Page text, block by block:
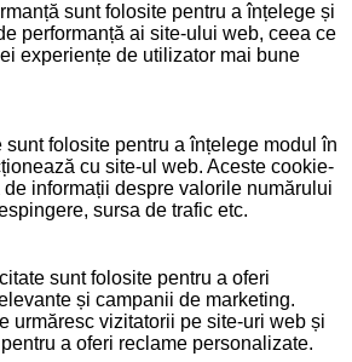
sunt folosite pentru a înțelege și
performanță ai site-ului web, ceea ce
experiențe de utilizator mai bune
folosite pentru a înțelege modul în
cu site-ul web. Aceste cookie-
informații despre valorile numărului
sursa de trafic etc.
sunt folosite pentru a oferi
și campanii de marketing.
urmăresc vizitatorii pe site-uri web și
a oferi reclame personalizate.